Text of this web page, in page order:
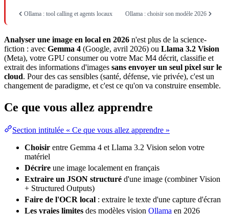
Ollama : tool calling et agents locaux Ollama : choisir son modèle 2026
Analyser une image en local en 2026 n'est plus de la science-
fiction : avec Gemma 4 (Google, avril 2026) ou Llama 3.2 Vision
(Meta), votre GPU consumer ou votre Mac M4 décrit, classifie et
extrait des informations d'images sans envoyer un seul pixel sur le
cloud. Pour des cas sensibles (santé, défense, vie privée), c'est un
changement de paradigme, et c'est ce qu'on va construire ensemble.
Ce que vous allez apprendre
Section intitulée « Ce que vous allez apprendre »
Choisir entre Gemma 4 et Llama 3.2 Vision selon votre
matériel
Décrire une image localement en français
Extraire un JSON structuré d'une image (combiner Vision
+ Structured Outputs)
Faire de l'OCR local : extraire le texte d'une capture d'écran
Les vraies limites des modèles vision Ollama en 2026